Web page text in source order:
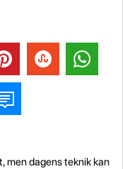
men dagens teknik kan